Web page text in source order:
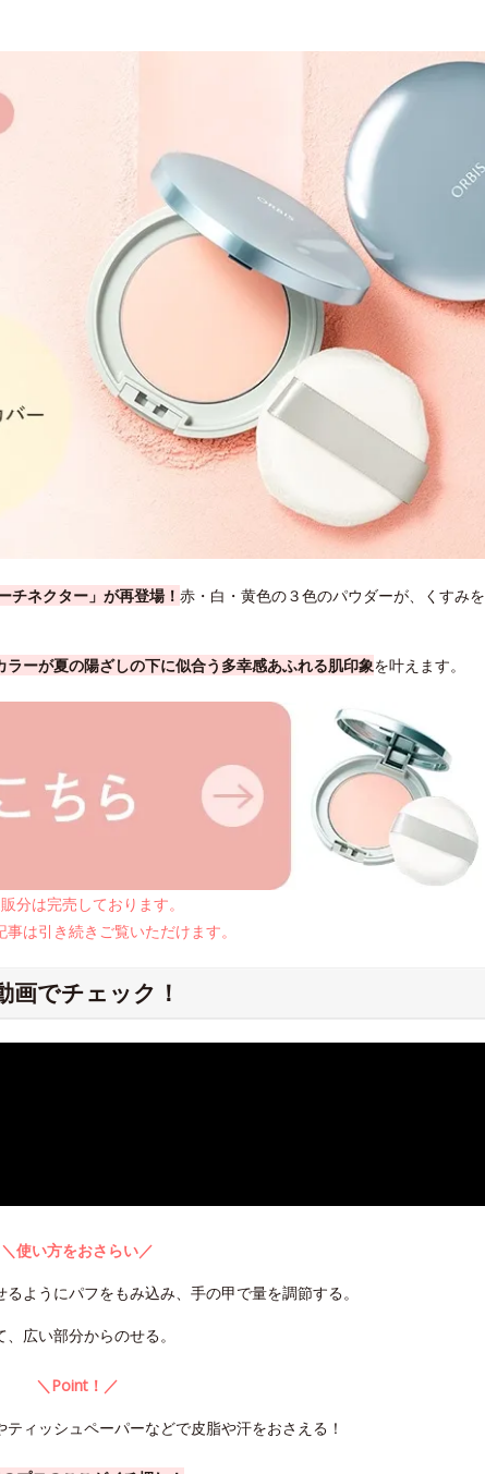
チネクター」が再登場！ 赤・白・黄色の３色のパウダーが、くすみを
ーが夏の陽ざしの下に似合う多幸感あふれる肌印象を叶えます。
分は完売しております。
は引き続きご覧いただけます。
画でチェック！
＼使い方をおさらい／
ようにパフをもみ込み、手の甲で量を調節する。
広い部分からのせる。
＼Point！／
ィッシュペーパーなどで皮脂や汗をおさえる！